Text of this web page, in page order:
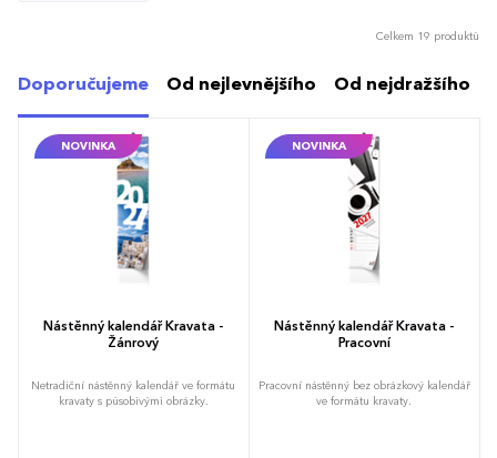
Celkem 19 produktů
Doporučujeme Od nejlevnějšího Od nejdražšího
NOVINKA
Nástěnný kalendář Kravata -
Žánrový
Netradiční nástěnný kalendář ve formátu
kravaty s působivými obrázky.
NOVINKA
Nástěnný kalendář Kravata -
Pracovní
Pracovní nástěnný bez obrázkový kalendář
ve formátu kravaty.